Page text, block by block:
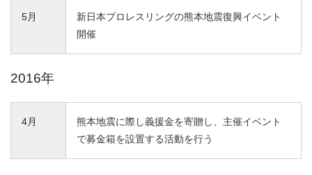
5月
新日本プロレスリングの熊本地震復興イベント
開催
2016年
4月
熊本地震に際し義援金を寄贈し、主催イベント
で募金箱を設置する活動を行う